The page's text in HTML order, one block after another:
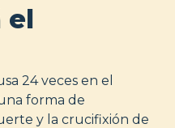
el
24 veces en el
forma de
y la crucifixión de